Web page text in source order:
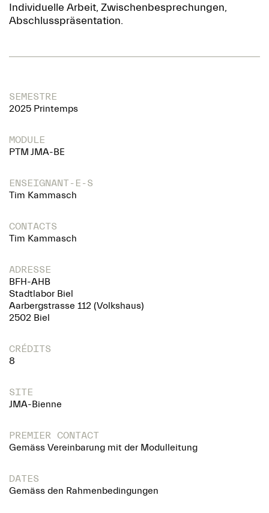
Individuelle Arbeit, Zwischenbesprechungen,
Abschlusspräsentation.
SEMESTRE
2025 Printemps
MODULE
PTM JMA-BE
ENSEIGNANT-E-S
Tim Kammasch
CONTACTS
Tim Kammasch
ADRESSE
BFH-AHB
Stadtlabor Biel
Aarbergstrasse 112 (Volkshaus)
2502 Biel
CRÉDITS
8
SITE
JMA-Bienne
PREMIER CONTACT
Gemäss Vereinbarung mit der Modulleitung
DATES
Gemäss den Rahmenbedingungen